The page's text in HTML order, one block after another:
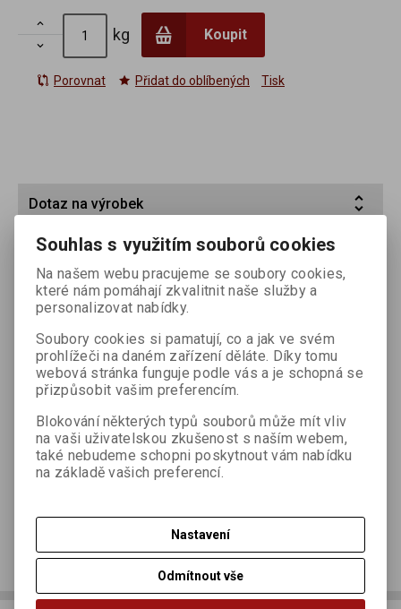


kg Koupit
Porovnat Přidat do oblíbených Tisk
Dotaz na výrobek
Váš email *
Váš dotaz *
Souhlas s využitím souborů cookies
Na našem webu pracujeme se soubory cookies,
které nám pomáhají zkvalitnit naše služby a
personalizovat nabídky.
Soubory cookies si pamatují, co a jak ve svém
prohlížeči na daném zařízení děláte. Díky tomu
webová stránka funguje podle vás a je schopná se
přizpůsobit vašim preferencím.
Blokování některých typů souborů může mít vliv
na vaši uživatelskou zkušenost s naším webem,
také nebudeme schopni poskytnout vám nabídku
na základě vašich preferencí.
Nastavení
Odmítnout vše